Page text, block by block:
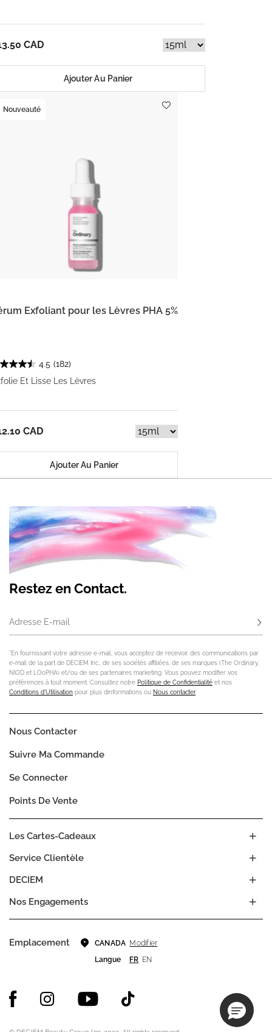
CAD
Ajouter Au Panier
Nouveauté
Exfoliant pour les Lèvres PHA 5%
4.5 (182)
Et Lisse Les Lèvres
CAD
Ajouter Au Panier
Restez en Contact.
Adresse E-mail
*En fournissant votre adresse e-mail, vous acceptez de recevoir des communications par
e-mail de la part de DECIEM Inc., de ses sociétés affiliées, de ses marques (The Ordinary,
NIOD et LOoPHA) et/ou de ses partenaires marketing. Vous pouvez modifier vos
préférences à tout moment. Consultez notre Politique de Confidentialité et nos
Conditions d'Utilisation pour plus dinformations ou Nous contacter.
DECIEM
Nos Engagements
Service Clientèle
Les Cartes-Cadeaux
Nous Contacter
Suivre Ma Commande
Se Connecter
Points De Vente
Emplacement CANADA Modifier
Langue
FR EN